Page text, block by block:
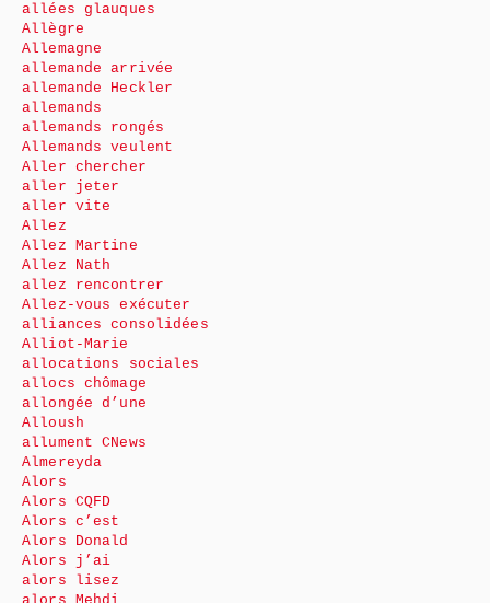
allées glauques
Allègre
Allemagne
allemande arrivée
allemande Heckler
allemands
allemands rongés
Allemands veulent
Aller chercher
aller jeter
aller vite
Allez
Allez Martine
Allez Nath
allez rencontrer
Allez-vous exécuter
alliances consolidées
Alliot-Marie
allocations sociales
allocs chômage
allongée d’une
Alloush
allument CNews
Almereyda
Alors
Alors CQFD
Alors c’est
Alors Donald
Alors j’ai
alors lisez